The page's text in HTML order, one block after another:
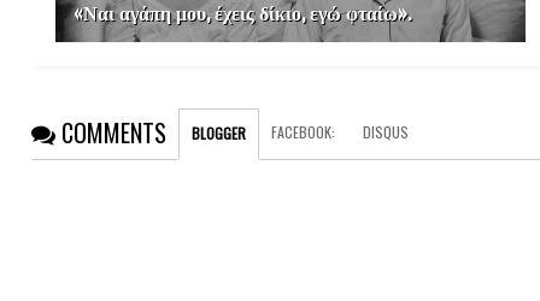
«Ναι αγάπη μου, έχεις δίκιο, εγώ φταίω».
COMMENTS BLOGGER FACEBOOK: DISQUS